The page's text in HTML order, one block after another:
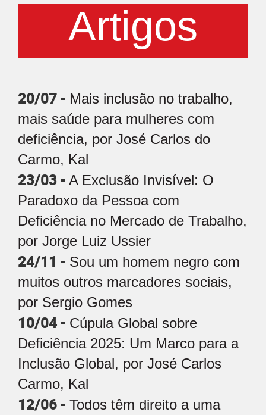
Artigos
20/07 - Mais inclusão no trabalho,
mais saúde para mulheres com
deficiência, por José Carlos do
Carmo, Kal
23/03 - A Exclusão Invisível: O
Paradoxo da Pessoa com
Deficiência no Mercado de Trabalho,
por Jorge Luiz Ussier
24/11 - Sou um homem negro com
muitos outros marcadores sociais,
por Sergio Gomes
10/04 - Cúpula Global sobre
Deficiência 2025: Um Marco para a
Inclusão Global, por José Carlos
Carmo, Kal
12/06 - Todos têm direito a uma